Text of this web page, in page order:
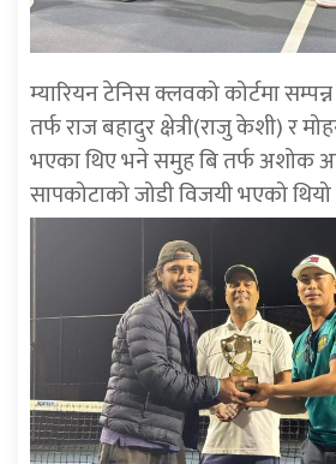
म्यारियन टेनिस क्लवको कोर्टमा
तर्फ राज बहादुर क्षेत्री(राजु केशी) र
भएका थिए भने समुह बि तर्फ अशोक
सापकोटाको जोडी विजयी भएको थियो